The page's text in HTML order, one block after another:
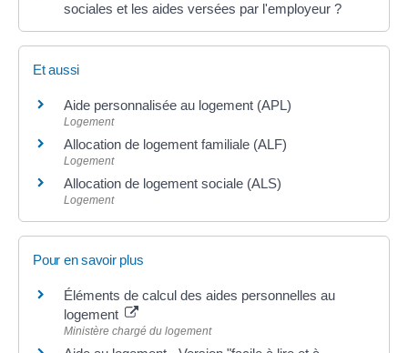
sociales et les aides versées par l'employeur ?
Et aussi
Aide personnalisée au logement (APL)
Logement
Allocation de logement familiale (ALF)
Logement
Allocation de logement sociale (ALS)
Logement
Pour en savoir plus
Éléments de calcul des aides personnelles au
logement
Ministère chargé du logement